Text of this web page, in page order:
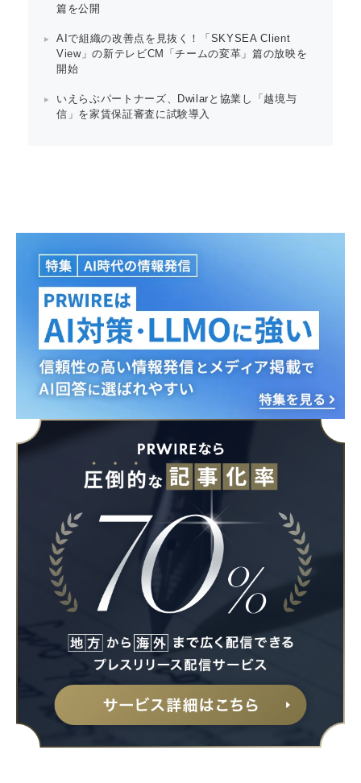
篇を公開
AIで組織の改善点を見抜く！「SKYSEA Client
View」の新テレビCM「チームの変革」篇の放映を
開始
いえらぶパートナーズ、Dwilarと協業し「越境与
信」を家賃保証審査に試験導入